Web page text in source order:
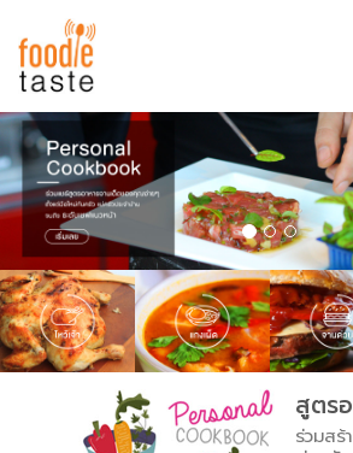
สูตรอาหาร
สูตรอาหารล่าสุด
Top Foodie
พาไปชิม
สารพันก้นครัว
เคล็ดลับน่ารู้
เปรียบเทียบหน่วยการตวง
FoodPedia
สร้าง Cookbook
สูตร
ร่วมสร้